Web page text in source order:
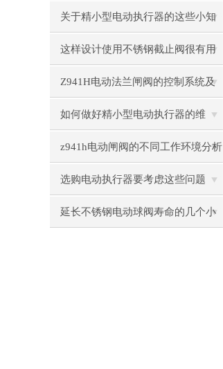
关于精小型电动执行器的这些小知
识，快来了解吧！
这样设计使用不锈钢截止阀很有用
Z941H电动法兰闸阀的控制系统及
智能化发展趋势
如何做好精小型电动执行器的维
护？
z941h电动闸阀的不同工作环境分析
选购电动执行器要考虑这些问题
延长不锈钢电动球阀寿命的几个小